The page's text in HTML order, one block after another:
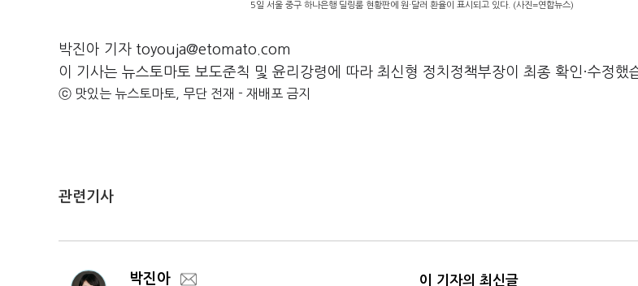
5일 서울 중구 하나은행 딜링룸 현황판에 원·달러 환율이 표시되고 있다. (사진=연합뉴스)
박진아 기자 toyouja@etomato.com
이 기사는 뉴스토마토 보도준칙 및 윤리강령에 따라 최신형 정치정책부장이 최종 확인·수정했
ⓒ 맛있는 뉴스토마토, 무단 전재 - 재배포 금지
관련기사
박진아 이 기자의 최신글